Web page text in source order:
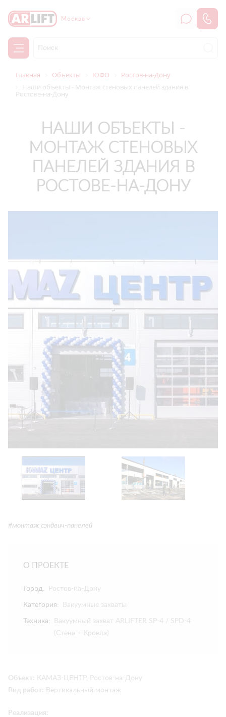
Москва
Главная Объекты ЮФО
Ростов-на-Дону
Наши объекты - Монтаж стеновых панелей здания в
Ростове-на-Дону
НАШИ ОБЪЕКТЫ -
МОНТАЖ СТЕНОВЫХ
ПАНЕЛЕЙ ЗДАНИЯ В
РОСТОВЕ-НА-ДОНУ
#монтаж сэндвич-панелей
О ПРОЕКТЕ
Город: Ростов-на-Дону
Категория: Вакуумные захваты
Техника:
Вакуумный захват ARLIFTER SP-4 / SPD-4
(Стена + Кровля)
Объект:
КАМАЗ-ЦЕНТР, Ростов-на-Дону
Вид работ:
Вертикальный монтаж
Реализация: